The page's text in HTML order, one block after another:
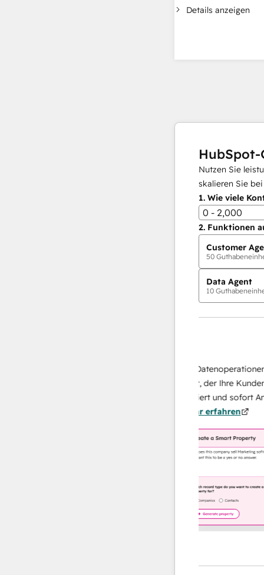
Details anzeigen
HubSpot-
Nutzen Sie
skalieren Sie
1. Wie viele
0 - 2,000
2. Funktionen
Customer
50
Data Agent
10
Skalieren Sie Ihrer Datenoperationen mit
KI-gestützten Agent, der Ihre Kunden
recherchiert, analysiert und sofort
Mehr erfahren